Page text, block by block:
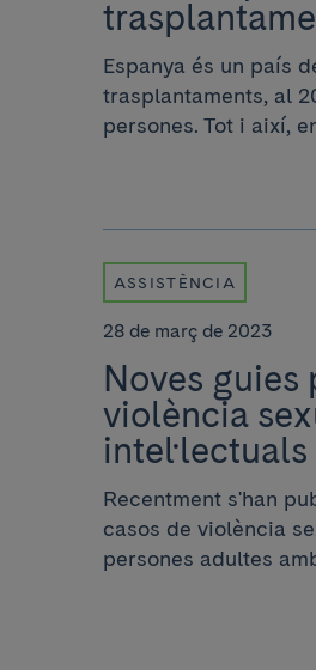
Espanya és un país
trasplantaments, al
persones. Tot i així,
ASSISTÈNCIA
28 de març de 2023
Noves guies
violència
intel·lectuals
Recentment s'han
casos de violència
persones adultes